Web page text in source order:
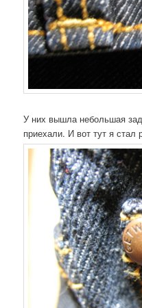
У них вышла небольшая
приехали. И вот тут я стал